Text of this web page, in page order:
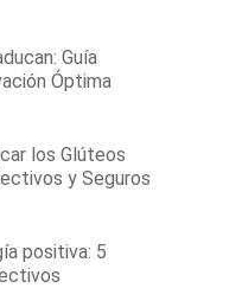
Guía
Óptima
los Glúteos
y Seguros
positiva: 5